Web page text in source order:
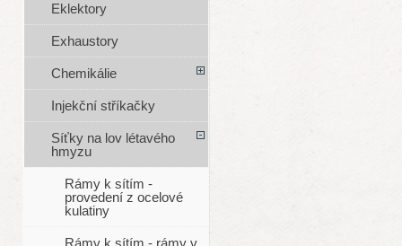
Eklektory
Exhaustory
Chemikálie
Injekční stříkačky
Síťky na lov létavého
hmyzu
Rámy k sítím -
provedení z ocelové
kulatiny